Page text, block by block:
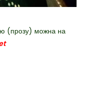
(прозу) можна на